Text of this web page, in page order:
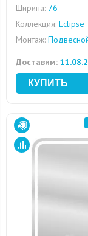
Ширина: 76
Коллекция: Eclipse
Монтаж:
Доставим: